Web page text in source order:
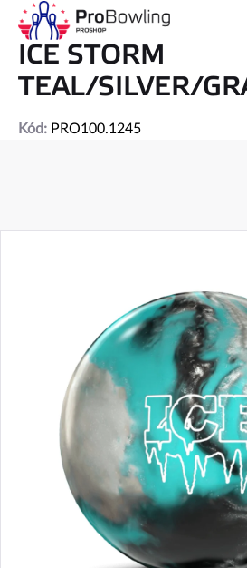
Přejít
obsah
ICE STORM
TEAL/SILVER/
Kód: PRO100.1245